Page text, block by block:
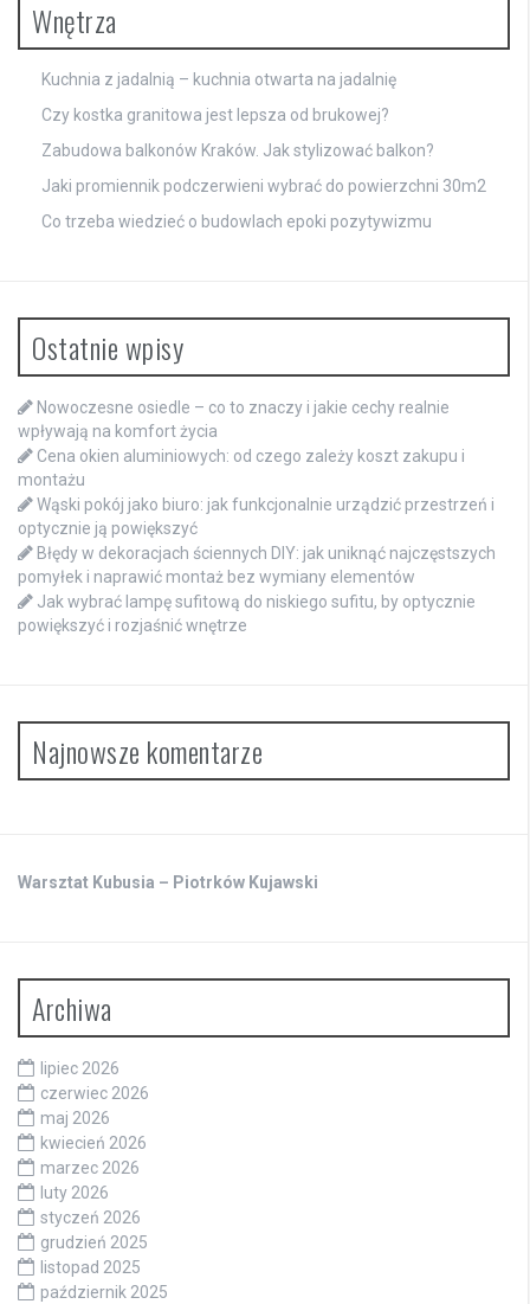
Wnętrza
Kuchnia z jadalnią – kuchnia otwarta na jadalnię
Czy kostka granitowa jest lepsza od brukowej?
Zabudowa balkonów Kraków. Jak stylizować balkon?
Jaki promiennik podczerwieni wybrać do powierzchni 30m2
Co trzeba wiedzieć o budowlach epoki pozytywizmu
Ostatnie wpisy
Nowoczesne osiedle – co to znaczy i jakie cechy realnie
wpływają na komfort życia
Cena okien aluminiowych: od czego zależy koszt zakupu i
montażu
Wąski pokój jako biuro: jak funkcjonalnie urządzić przestrzeń i
optycznie ją powiększyć
Błędy w dekoracjach ściennych DIY: jak uniknąć najczęstszych
pomyłek i naprawić montaż bez wymiany elementów
Jak wybrać lampę sufitową do niskiego sufitu, by optycznie
powiększyć i rozjaśnić wnętrze
Najnowsze komentarze
Warsztat Kubusia – Piotrków Kujawski
Archiwa
lipiec 2026
czerwiec 2026
maj 2026
kwiecień 2026
marzec 2026
luty 2026
styczeń 2026
grudzień 2025
listopad 2025
październik 2025